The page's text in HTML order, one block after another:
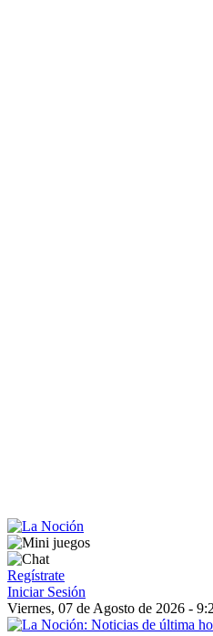
Regístrate
Iniciar Sesión
Viernes, 07 de Agosto de 2026 -